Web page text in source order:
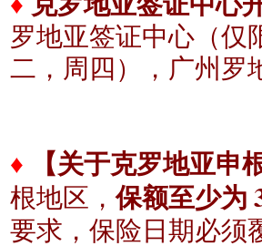
罗地亚签证中心（仅
二，周四），广州 罗
♦ 【关于克罗地亚申
根地区，保额至少为
要求，保险日期必须